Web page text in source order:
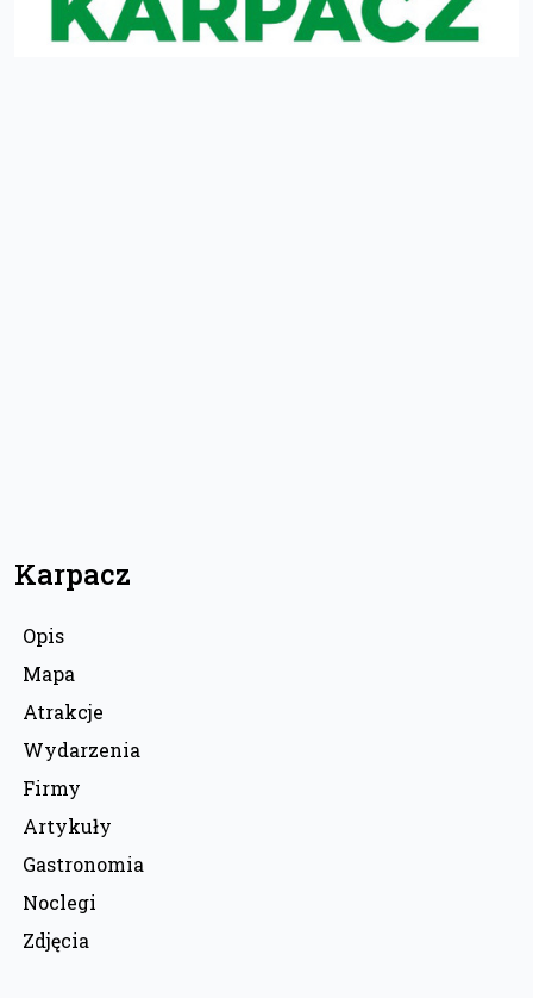
Karpacz
Opis
Mapa
Atrakcje
Wydarzenia
Firmy
Artykuły
Gastronomia
Noclegi
Zdjęcia